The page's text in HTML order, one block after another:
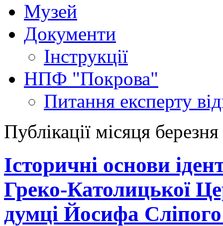
Музей
Документи
Інструкції
НПФ "Покрова"
Питання експерту
Публікації місяця
Історичні основи
Греко-Католицької
думці Йосифа